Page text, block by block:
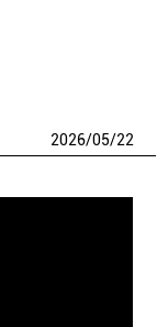
2026/05/22